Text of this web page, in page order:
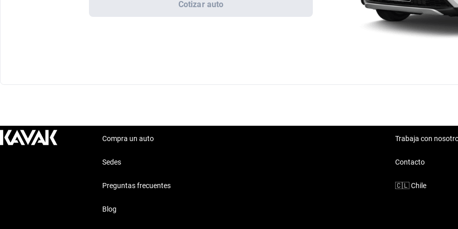
Cotizar auto
Compra un auto
Sedes
Preguntas frecuentes
Blog
Trabaja con
Contacto
🇨🇱Chile